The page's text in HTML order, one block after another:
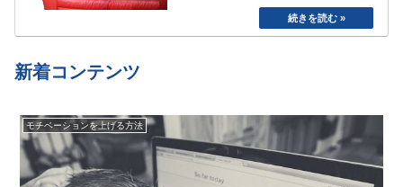
私も以前は、おもいきり、「ぐうたら属性」でし
た。食べたら寝る、めんどくさいから明日でいい
や、、と言い続けて結局やらない、忘れてしまう
etc…
新着コンテンツ
モチベーションを上げる方法